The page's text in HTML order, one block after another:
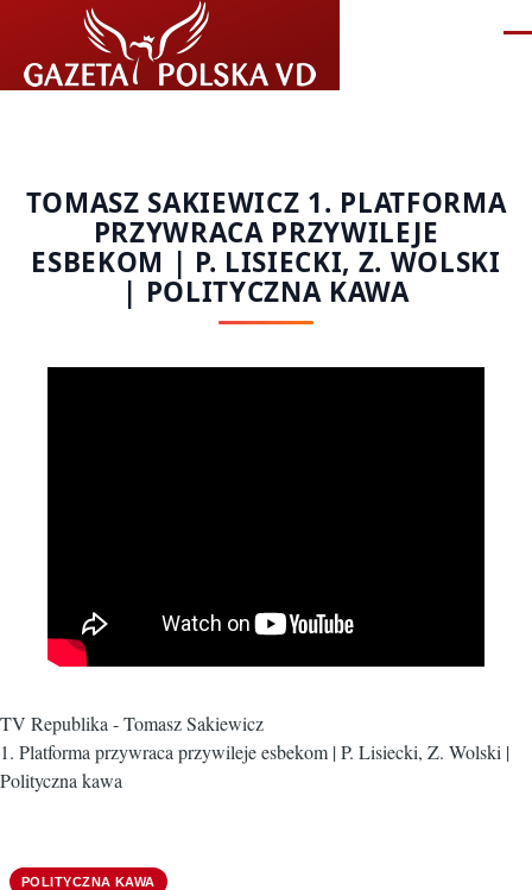
Przejdź do treści
TOMASZ SAKIEWICZ 1. PLATFORMA
PRZYWRACA PRZYWILEJE
ESBEKOM | P. LISIECKI, Z. WOLSKI
| POLITYCZNA KAWA
TV Republika - Tomasz Sakiewicz
1. Platforma przywraca przywileje esbekom | P. Lisiecki, Z. Wolski |
Polityczna kawa
POLITYCZNA KAWA